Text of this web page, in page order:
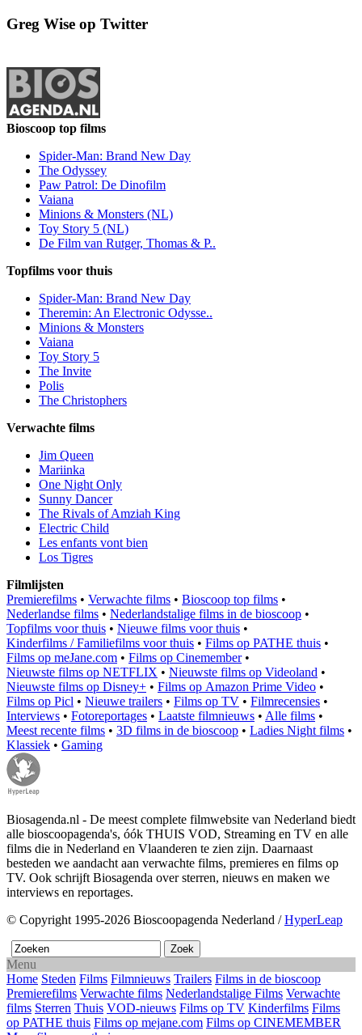
Greg Wise op Twitter
Bioscoop top films
Spider-Man: Brand New Day
The Odyssey
Paw Patrol: De Dinofilm
Vaiana
Minions & Monsters (NL)
Toy Story 5 (NL)
De Film van Rutger, Thomas & P..
Topfilms voor thuis
Spider-Man: Brand New Day
Theremin: An Electronic Odysse..
Minions & Monsters
Vaiana
Toy Story 5
The Invite
Polis
The Christophers
Verwachte films
Jim Queen
Mariinka
One Night Only
Sunny Dancer
The Rivals of Amziah King
Electric Child
Les enfants vont bien
Los Tigres
Filmlijsten
Premierefilms • Verwachte films • Bioscoop top films •
Nederlandse films • Nederlandstalige films in de bioscoop •
Topfilms voor thuis • Nieuwe films voor thuis •
Kinderfilms / Familiefilms voor thuis • Films op PATHE thuis •
Films op meJane.com • Films op Cinemember•
Nieuwste films op NETFLIX • Nieuwste films op Videoland •
Nieuwste films op Disney+ • Films op Amazon Prime Video •
Films op Picl • Nieuwe trailers • Films op TV • Filmrecensies •
Interviews • Fotoreportages • Laatste filmnieuws • Alle films •
Meest recente films • 3D films in de bioscoop • Ladies Night films •
Klassiek • Gaming
Biosagenda.nl - De meest complete filmwebsite van Nederland biedt
alle bioscoopagenda's, óók THUIS VOD, Streaming en TV en alle
films die in Nederland en Vlaanderen te zien zijn. Daarnaast
besteden we aandacht aan verwachte films, premieres en films op
TV. Ook schrijft Biosagenda over sterren, nieuws en maken we
interviews en reportages.
© Copyright 1995-2026 Bioscoopagenda Nederland /HyperLeap
Menu
Home Steden Films Filmnieuws Trailers Films in de bioscoop
Premierefilms Verwachte films Nederlandstalige Films Verwachte
films Sterren Thuis VOD-nieuws Films op TV Kinderfilms Films
op PATHE thuis Films op mejane.com Films op CINEMEMBER